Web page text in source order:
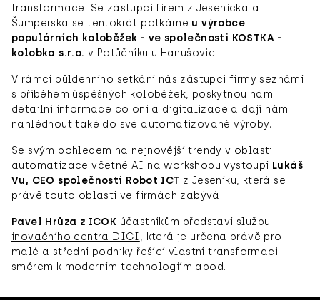
transformace. Se zástupci firem z Jesenicka a
Šumperska se tentokrát potkáme u výrobce
populárních koloběžek - ve společnosti KOSTKA -
kolobka s.r.o. v Potůčníku u Hanušovic.
V rámci půldenního setkání nás zástupci firmy seznámí
s příběhem úspěšných koloběžek, poskytnou nám
detailní informace co oni a digitalizace a dají nám
nahlédnout také do své automatizované výroby.
Se svým pohledem na nejnovější trendy v oblasti
automatizace včetně AI na workshopu vystoupí Lukáš
Vu, CEO společnosti Robot ICT z Jeseníku, která se
právě touto oblastí ve firmách zabývá.
Pavel Hrůza z ICOK účastníkům představí službu
inovačního centra DIGI, která je určena právě pro
malé a střední podniky řešící vlastní transformaci
směrem k moderním technologiím apod.